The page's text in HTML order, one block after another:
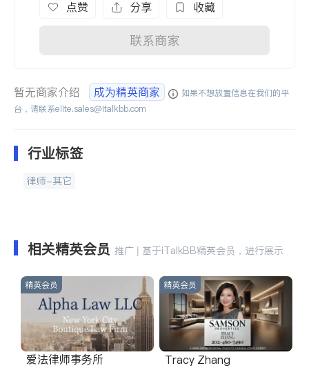
点赞 分享 收藏
联系商家
暂无商家介绍 成为精英商家
如果不想放置信息在我们的平
台，请联系elite.sales@italkbb.com
行业标签
律师-其它
相关精英会员 推广 | 基于iTalkBB精英会员，进行展示
精英会员
爱法律师事务所
精英会员
Tracy Zhang